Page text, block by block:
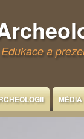
Edukace a
MÉDIA